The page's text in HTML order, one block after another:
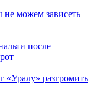
можем зависеть
после
разгромить